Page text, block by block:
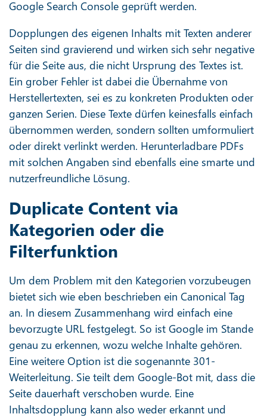
Google Search Console geprüft werden.
Dopplungen des eigenen Inhalts mit Texten anderer
Seiten sind gravierend und wirken sich sehr negative
für die Seite aus, die nicht Ursprung des Textes ist.
Ein grober Fehler ist dabei die Übernahme von
Herstellertexten, sei es zu konkreten Produkten oder
ganzen Serien. Diese Texte dürfen keinesfalls einfach
übernommen werden, sondern sollten umformuliert
oder direkt verlinkt werden. Herunterladbare PDFs
mit solchen Angaben sind ebenfalls eine smarte und
nutzerfreundliche Lösung.
Duplicate Content via
Kategorien oder die
Filterfunktion
Um dem Problem mit den Kategorien vorzubeugen
bietet sich wie eben beschrieben ein Canonical Tag
an. In diesem Zusammenhang wird einfach eine
bevorzugte URL festgelegt. So ist Google im Stande
genau zu erkennen, wozu welche Inhalte gehören.
Eine weitere Option ist die sogenannte 301-
Weiterleitung. Sie teilt dem Google-Bot mit, dass die
Seite dauerhaft verschoben wurde. Eine
Inhaltsdopplung kann also weder erkannt und